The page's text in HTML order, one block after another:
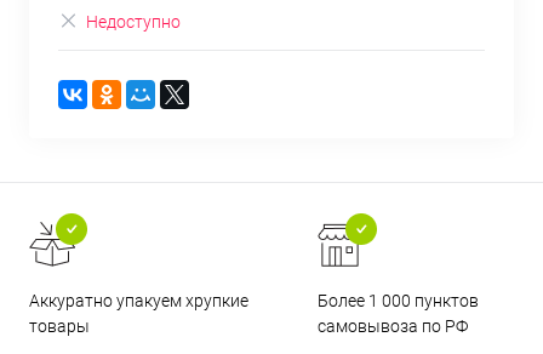
Недоступно
Аккуратно упакуем хрупкие
товары
Более 1 000 пунктов
самовывоза по РФ